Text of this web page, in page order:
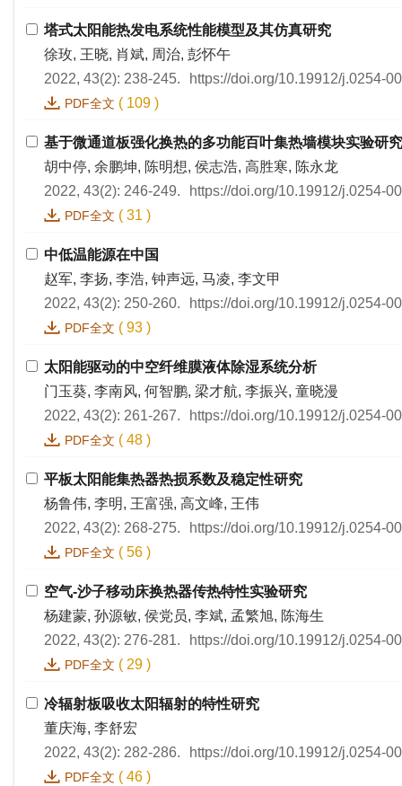
塔式太阳能热发电系统性能模型及其仿真研究
徐玫, 王晓, 肖斌, 周治, 彭怀午
2022, 43(2): 238-245.
https://doi.org/10.19912/j.0254-
PDF全文 ( 109 )
基于微通道板强化换热的多功能百叶集热墙模块实验研究
胡中停, 余鹏坤, 陈明想, 侯志浩, 高胜寒, 陈永龙
2022, 43(2): 246-249.
https://doi.org/10.19912/j.0254-
PDF全文 ( 31 )
中低温能源在中国
赵军, 李扬, 李浩, 钟声远, 马凌, 李文甲
2022, 43(2): 250-260.
https://doi.org/10.19912/j.0254-
PDF全文 ( 93 )
太阳能驱动的中空纤维膜液体除湿系统分析
门玉葵, 李南风, 何智鹏, 梁才航, 李振兴, 童晓漫
2022, 43(2): 261-267.
https://doi.org/10.19912/j.0254-
PDF全文 ( 48 )
平板太阳能集热器热损系数及稳定性研究
杨鲁伟, 李明, 王富强, 高文峰, 王伟
2022, 43(2): 268-275.
https://doi.org/10.19912/j.0254-
PDF全文 ( 56 )
空气-沙子移动床换热器传热特性实验研究
杨建蒙, 孙源敏, 侯党员, 李斌, 孟繁旭, 陈海生
2022, 43(2): 276-281.
https://doi.org/10.19912/j.0254-
PDF全文 ( 29 )
冷辐射板吸收太阳辐射的特性研究
董庆海, 李舒宏
2022, 43(2): 282-286.
https://doi.org/10.19912/j.0254-
PDF全文 ( 46 )